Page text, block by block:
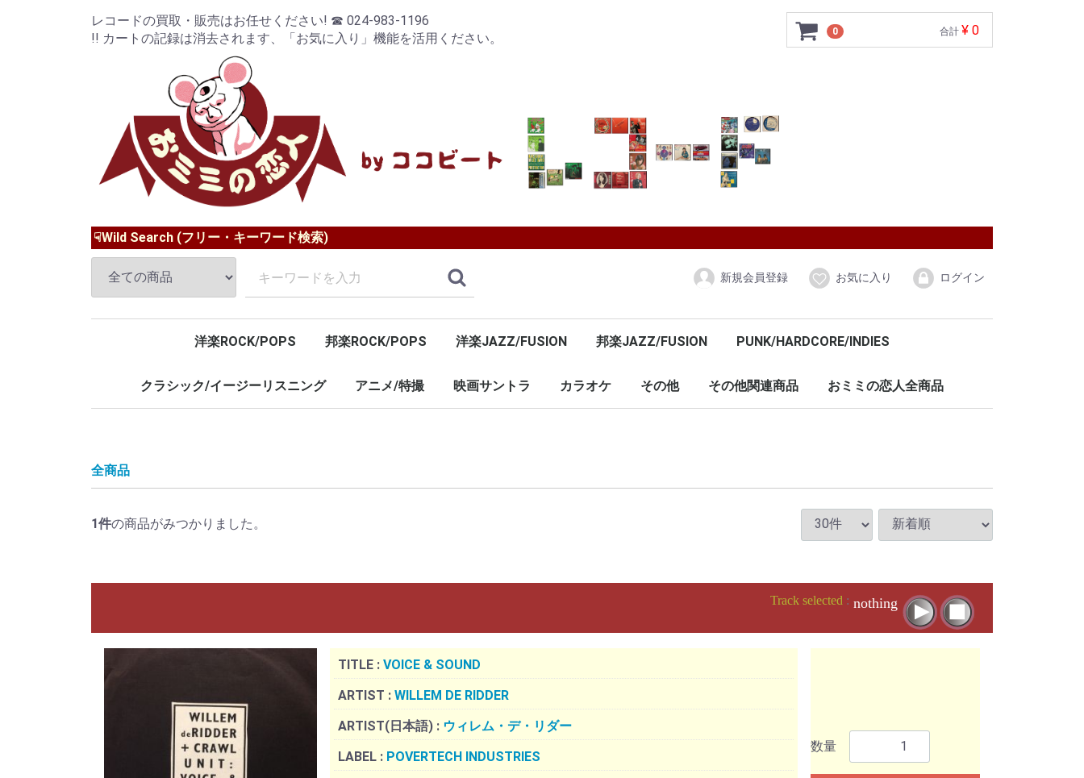
レコードの買取・販売はお任せください! ☎ 024-983-1196
!! カートの記録は消去されます、「お気に入り」機能を活用ください。
0 合計 ¥ 0
☟Wild Search (フリー・キーワード検索)
新規会員登録 お気に入り ログイン
洋楽ROCK/POPS
LP/12inch/10inch
7inch
邦楽ROCK/POPS
LP/12inch/10inch
7inch
洋楽JAZZ/FUSION
LP/12inch/10inch
7inch
邦楽JAZZ/FUSION
LP/12inch/10inch
7inch
PUNK/HARDCORE/INDIES
LP/12inch/10inch
7inch
クラシック/イージーリスニング アニメ/特撮 映画サントラ カラオケ その他 その他関連商品 おミミの恋人全商品
全商品
1件の商品がみつかりました。
Track selected : nothing
TITLE : VOICE & SOUND
ARTIST : WILLEM DE RIDDER
ARTIST(日本語) : ウィレム・デ・リダー
LABEL : POVERTECH INDUSTRIES
数量